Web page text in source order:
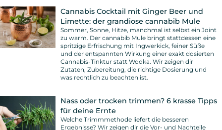
Cannabis Cocktail mit Ginger Beer und
Limette: der grandiose cannabib Mule
Sommer, Sonne, Hitze, manchmal ist selbst ein Joint
zu warm. Der cannabib Mule bringt stattdessen eine
spritzige Erfrischung mit Ingwerkick, feiner Süße
und der entspannten Wirkung einer exakt dosierten
Cannabis-Tinktur statt Wodka. Wir zeigen dir
Zutaten, Zubereitung, die richtige Dosierung und
was rechtlich zu beachten ist.
Nass oder trocken trimmen? 6 krasse Tipps
für deine Ernte
Welche Trimmmethode liefert die besseren
Ergebnisse? Wir zeigen dir die Vor- und Nachteile